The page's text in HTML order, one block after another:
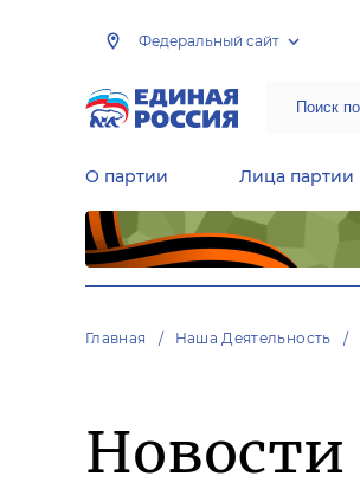
Федеральный сайт
О партии Лица партии
Главная Наша Деятельность
Новости